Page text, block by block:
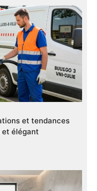
et tendances
et élégant